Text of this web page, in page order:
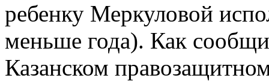
ребенку Меркуловой
меньше года). Как
Казанском